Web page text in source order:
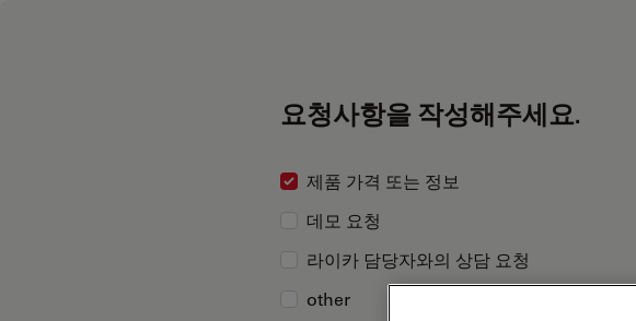
요청사항을 작성해주세요.
제품 가격 또는 정보
데모 요청
라이카 담당자와의 상담 요청
other